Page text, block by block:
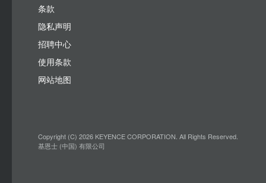
条款
隐私声明
招聘中心
使用条款
网站地图
Copyright (C) 2026 KEYENCE CORPORATION. All Rights Reserved.
基恩士 (中国) 有限公司